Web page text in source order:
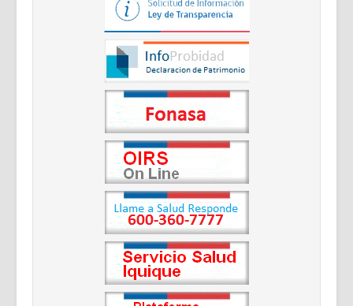
Gestión de Personas
Documentos Destacados